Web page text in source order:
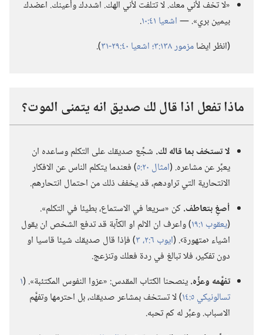
«لا تخف لأني معك.‏ لا تتلفت لأني الهك.‏ اشددك وأعينك.‏ اعضدك
بيمين بري».‏ —‏اشعيا ٤١:‏١٠
‏.‏
‏(‏انظر ايضامزمور ١٣٨:‏٣؛‏ اشعيا ٤٠:‏٢٩-‏٣١ ‏)‏.‏
ماذا تفعل اذا قال لك صديق انه يتمنى الموت؟‏
لا تستخف بما قاله لك.‏ شجِّع صديقك على التكلم وساعده ان
يعبِّر عن مشاعره.‏ (‏امثال ٢٠:‏٥
‏)‏ فعندما يتكلم الناس عن الافكار
الانتحارية التي تراودهم،‏ قد يخفف ذلك من احتمال انتحارهم.‏
أصغِ بتعاطف.‏كن «سريعا في الاستماع،‏ بطيئا في التكلم».‏
(‏يعقوب ١:‏١٩
‏)‏ واعرف ان الالم او الكآ‌بة قد تدفع الشخص ان يقول
اشياء ‹متهورة›.‏ (‏ايوب ٦:‏٢،‏ ٣
‏)‏ فإذا قال صديقك شيئا قاسيا او
دون تفكير،‏ فلا تبالغ في ردة فعلك وتنزعج.‏
تفهَّمه وعزِّه.‏ينصحنا الكتاب المقدس:‏ «عزوا النفوس المكتئبة».‏ (‏١
تسالونيكي ٥:‏١٤
‏)‏ لا تستخف بمشاعر صديقك،‏ بل احترمها وتفهَّم
الاسباب.‏ وعبِّر له كم تحبه.‏